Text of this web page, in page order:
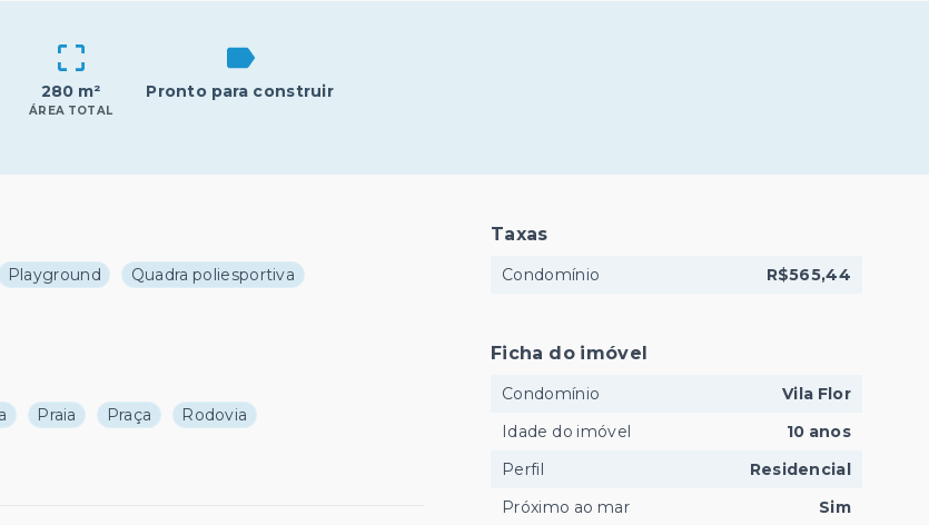
280 m²
ÁREA TOTAL
Pronto para construir
Playground
Quadra poliesportiva
Praia Praça
Rodovia
Taxas
Condomínio R$565,44
Ficha do imóvel
Condomínio
Vila Flor
Idade do imóvel
10 anos
Perfil
Residencial
Próximo ao mar
Sim